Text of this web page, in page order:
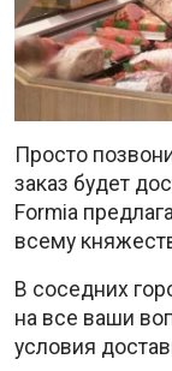
Просто
заказ будет
Formia
всему
В соседних
на все ваши
условия